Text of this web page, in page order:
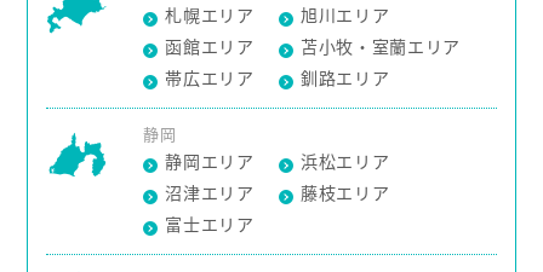
札幌エリア
旭川エリア
函館エリア
苫小牧・室蘭エリア
帯広エリア
釧路エリア
静岡
静岡エリア
浜松エリア
沼津エリア
藤枝エリア
富士エリア